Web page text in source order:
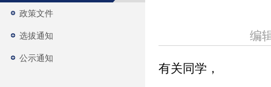
政策文件
选拔通知
公示通知
编
有关同学，